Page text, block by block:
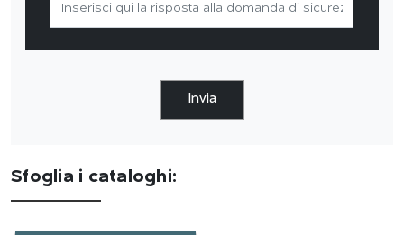
Invia
Sfoglia i cataloghi: